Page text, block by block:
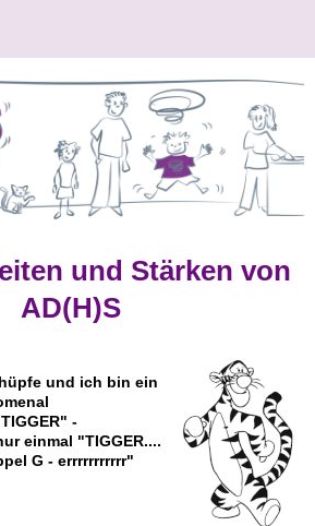
und Stärken von
AD(H)S
und ich bin ein
-
einmal "TIGGER....
G - errrrrrrrrrr"